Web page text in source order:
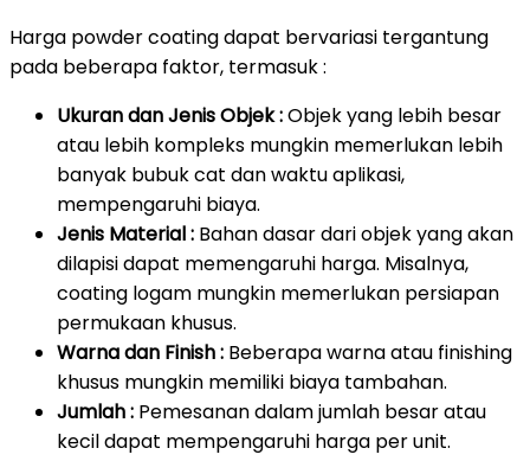
Harga powder coating dapat bervariasi tergantung
pada beberapa faktor, termasuk :
Ukuran dan Jenis Objek :Objek yang lebih besar
atau lebih kompleks mungkin memerlukan lebih
banyak bubuk cat dan waktu aplikasi,
mempengaruhi biaya.
Jenis Material : Bahan dasar dari objek yang akan
dilapisi dapat memengaruhi harga. Misalnya,
coating logam mungkin memerlukan persiapan
permukaan khusus.
Warna dan Finish : Beberapa warna atau finishing
khusus mungkin memiliki biaya tambahan.
Jumlah : Pemesanan dalam jumlah besar atau
kecil dapat mempengaruhi harga per unit.